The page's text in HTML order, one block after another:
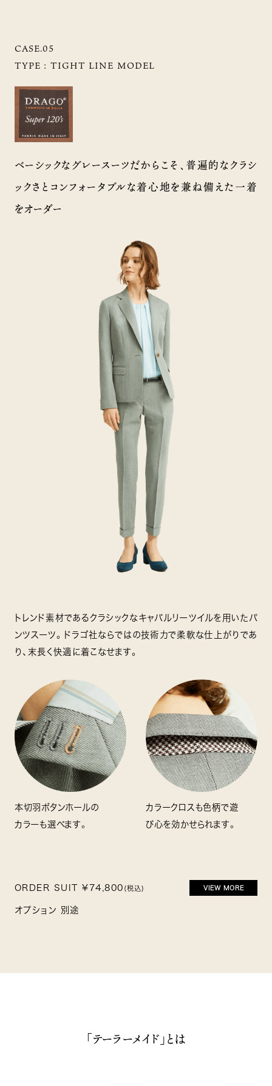
CASE.05
TYPE : TIGHT LINE MODEL
ベーシックなグレースーツだからこそ、普遍的なクラシ
ックさとコンフォータブルな着心地を兼ね備えた一着
をオーダー
トレンド素材であるクラシックなキャバルリーツイルを用いたパ
ンツスーツ。ドラゴ社ならではの技術力で柔軟な仕上がりであ
り、末長く快適に着こなせます。
本切羽ボタンホールの
カラーも選べます。
カラークロスも色柄で遊
び心を効かせられます。
ORDER SUIT ¥74,800 (税込) VIEW MORE
オプション 別途
「テーラーメイド」とは